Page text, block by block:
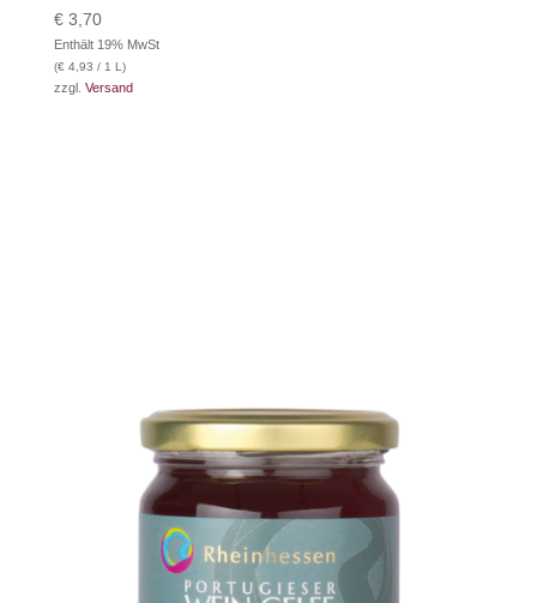
€3,70
Enthält 19% MwSt
(€4,93 / 1 L)
zzgl. Versand